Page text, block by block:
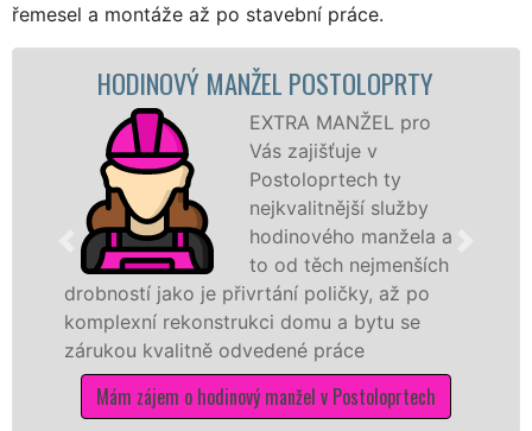
řemesel a montáže až po stavební práce.
HODINOVÝ MANŽEL POSTOLOPRTY
EXTRA MANŽEL pro
Vás zajišťuje v
Postoloprtech ty
nejkvalitnější služby
hodinového manžela a
to od těch nejmenších
drobností jako je přivrtání poličky, až po
komplexní rekonstrukci domu a bytu se
zárukou kvalitně odvedené práce
Mám zájem o hodinový manžel v Postoloprtech